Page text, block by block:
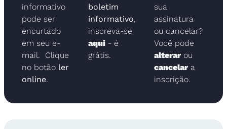
informativo
pode ser
encurtado
em seu e-
mail.  Clique
no botão ler
online.
boletim
informativo,
aqui - é
grátis.
sua
assinatura
ou cancelar?
alterar
cancelar a
inscrição.